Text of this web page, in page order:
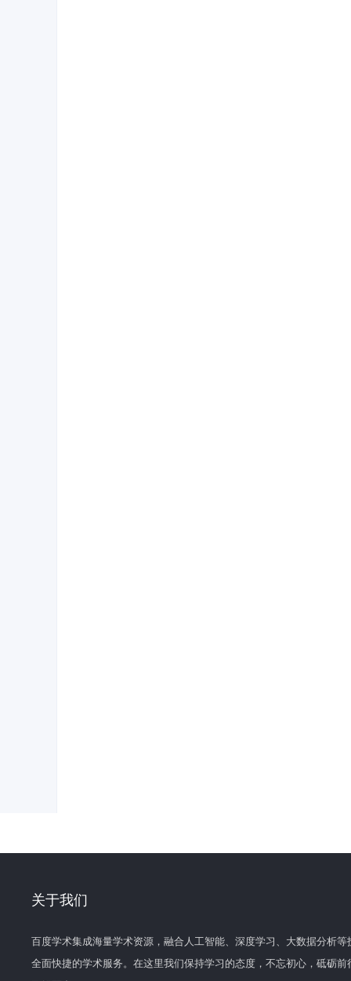
关于我们
百度学术集成海量学术资源，融合人工智能、深度学习、大数据分析
全面快捷的学术服务。在这里我们保持学习的态度，不忘初心，砥砺前